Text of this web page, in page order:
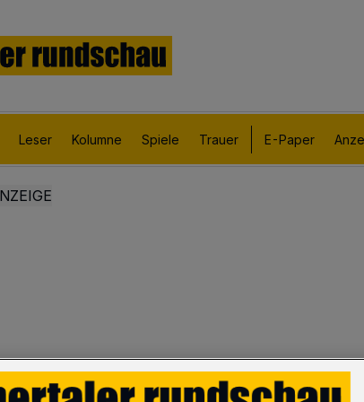
Leser Kolumne Spiele Trauer E-Paper